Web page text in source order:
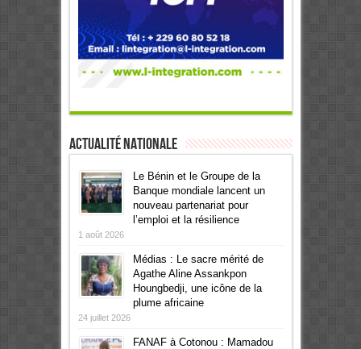
Actualité Nationale
Le Bénin et le Groupe de la
Banque mondiale lancent un
nouveau partenariat pour
l’emploi et la résilience
1 août 2026
Médias : Le sacre mérité de
Agathe Aline Assankpon
Houngbedji, une icône de la
plume africaine
24 juillet 2026
FANAF à Cotonou : Mamadou